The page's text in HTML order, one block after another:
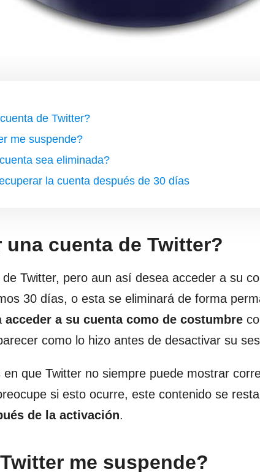
de Twitter?
me suspende?
sea eliminada?
la cuenta después de 30 días
cuenta de Twitter?
Twitter, pero aun así desea acceder a su
30 días, o esta se eliminará de forma
acceder a su cuenta como de costumbre
como lo hizo antes de desactivar su
que Twitter no siempre puede mostrar
si esto ocurre, este contenido se
de la activación.
me suspende?